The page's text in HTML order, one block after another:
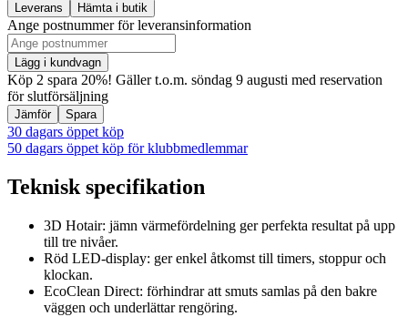
Leverans
Hämta i butik
Ange postnummer för leveransinformation
Lägg i kundvagn
Köp 2 spara 20%! Gäller t.o.m. söndag 9 augusti med reservation
för slutförsäljning
Jämför Spara
30 dagars öppet köp
50 dagars öppet köp för klubbmedlemmar
Teknisk specifikation
3D Hotair: jämn värmefördelning ger perfekta resultat på upp
till tre nivåer.
Röd LED-display: ger enkel åtkomst till timers, stoppur och
klockan.
EcoClean Direct: förhindrar att smuts samlas på den bakre
väggen och underlättar rengöring.